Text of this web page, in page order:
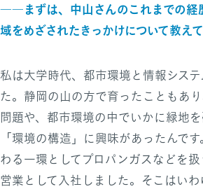
――まずは、中山さんのこれまでの経
域をめざされたきっかけについて教え
私は大学時代、都市環境と情報シス
た。静岡の山の方で育ったこともあ
問題や、都市環境の中でいかに緑地
「環境の構造」に興味があったんで
わる一環としてプロパンガスなどを
営業として入社しました。そこはい